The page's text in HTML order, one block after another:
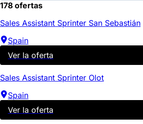
178 ofertas
Sales Assistant Sprinter San Sebastián
Spain
Ver la oferta
Sales Assistant Sprinter Olot
Spain
Ver la oferta